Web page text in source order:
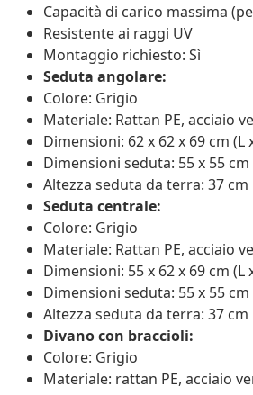
Capacità di carico massima
Resistente ai raggi UV
Montaggio richiesto: Sì
Seduta angolare:
Colore: Grigio
Materiale: Rattan PE, acciaio
Dimensioni: 62 x 62 x 69 cm (L
Dimensioni seduta: 55 x 55 cm
Altezza seduta da terra: 37 cm
Seduta centrale:
Colore: Grigio
Materiale: Rattan PE, acciaio
Dimensioni: 55 x 62 x 69 cm (L
Dimensioni seduta: 55 x 55 cm
Altezza seduta da terra: 37 cm
Divano con braccioli:
Colore: Grigio
Materiale: rattan PE, acciaio